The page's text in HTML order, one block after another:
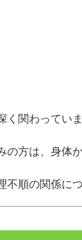
く関わっていま
の方は、身体
不順の関係に